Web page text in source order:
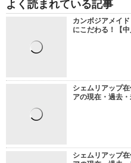
よく読まれている記事
カンボジアメイ
にこだわる！【中
シェムリアップ
アの現在・過去
シェムリアップ